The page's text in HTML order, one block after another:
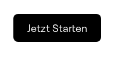
Jetzt Starten